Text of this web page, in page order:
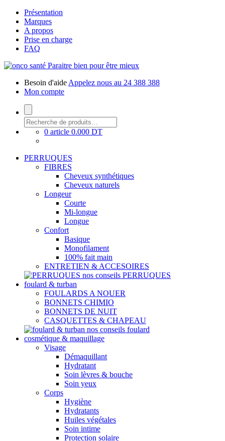
Présentation
Marques
A propos
Prise en charge
FAQ
Paraitre bien pour être mieux
Besoin d'aide Appelez nous au 24 388 388
Mon compte
0 article 0.000 DT
PERRUQUES
FIBRES
Cheveux synthétiques
Cheveux naturels
Longeur
Courte
Mi-longue
Longue
Confort
Basique
Monofilament
100% fait main
ENTRETIEN & ACCESOIRES
nos conseils PERRUQUES
foulard & turban
FOULARDS A NOUER
BONNETS CHIMIO
BONNETS DE NUIT
CASQUETTES & CHAPEAU
nos conseils foulard
cosmétique & maquillage
Visage
Démaquillant
Hydratant
Soin lèvres & bouche
Soin yeux
Corps
Hygiène
Hydratants
Huiles végétales
Soin intime
Protection solaire